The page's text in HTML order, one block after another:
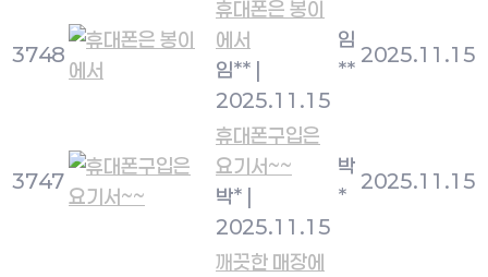
3748
휴대폰은 봉이
에서
임**
2025.11.15
임
**
2025.11.15
3747
휴대폰구입은
요기서~~
박*
2025.11.15
박
*
2025.11.15
깨끗한 매장에